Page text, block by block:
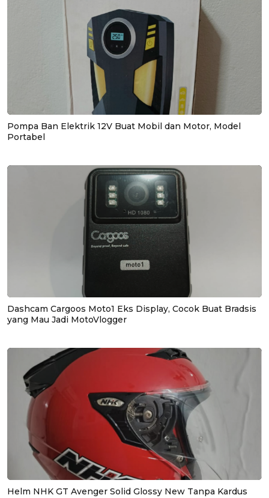
Pompa Ban Elektrik 12V Buat Mobil dan Motor, Model
Portabel
Dashcam Cargoos Moto1 Eks Display, Cocok Buat Bradsis
yang Mau Jadi MotoVlogger
Helm NHK GT Avenger Solid Glossy New Tanpa Kardus